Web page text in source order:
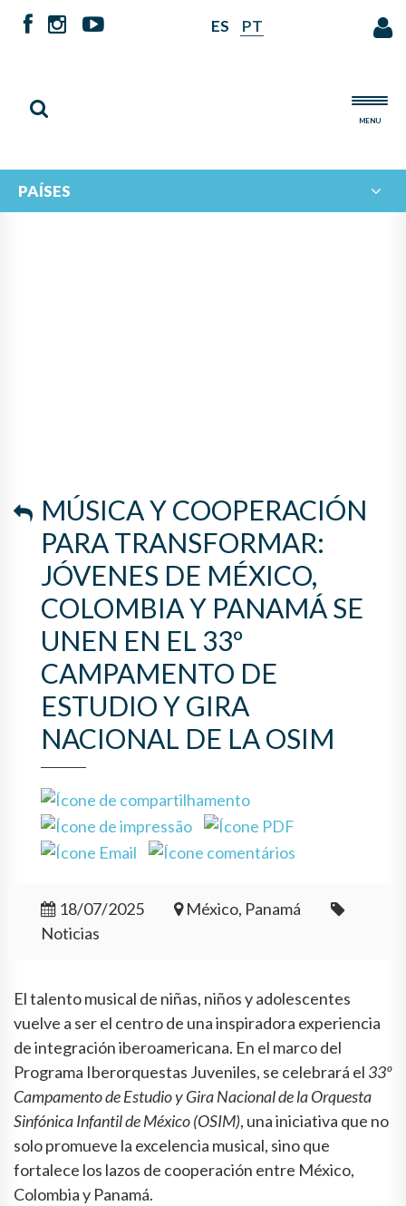
ES PT
MENU
PAÍSES
CAMPAMENTO DE ESTUDIO Y
GIRA NACIONAL DE LA OSIM
MÚSICA Y COOPERACIÓN
PARA TRANSFORMAR:
JÓVENES DE MÉXICO,
COLOMBIA Y PANAMÁ SE
UNEN EN EL 33º
CAMPAMENTO DE
ESTUDIO Y GIRA
NACIONAL DE LA OSIM
18/07/2025
México, Panamá
Noticias
El talento musical de niñas, niños y adolescentes
vuelve a ser el centro de una inspiradora experiencia
de integración iberoamericana. En el marco del
Programa Iberorquestas Juveniles, se celebrará el 33º
Campamento de Estudio y Gira Nacional de la Orquesta
Sinfónica Infantil de México (OSIM), una iniciativa que no
solo promueve la excelencia musical, sino que
fortalece los lazos de cooperación entre México,
Colombia y Panamá.